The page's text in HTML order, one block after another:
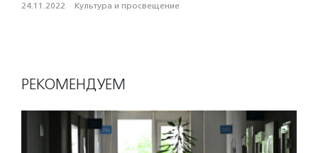
24.11.2022 · Культура и просвещение
РЕКОМЕНДУЕМ